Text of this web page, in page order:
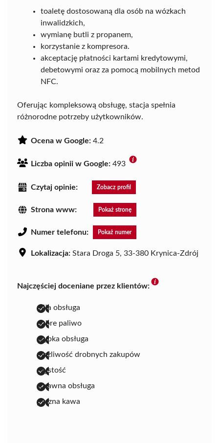
toaletę dostosowaną dla osób na wózkach
inwalidzkich,
wymianę butli z propanem,
korzystanie z kompresora.
akceptację płatności kartami kredytowymi,
debetowymi oraz za pomocą mobilnych metod
NFC.
Oferując kompleksową obsługę, stacja spełnia
różnorodne potrzeby użytkowników.
Ocena w Google: 4.2
Liczba opinii w Google: 493
Czytaj opinie: Zobacz profil
Strona www: Pokaż stronę
Numer telefonu: Pokaż numer
Lokalizacja: Stara Droga 5, 33-380 Krynica-Zdrój
Najczęściej doceniane przez klientów:
miła obsługa
dobre paliwo
szybka obsługa
możliwość drobnych zakupów
czystość
sprawna obsługa
pyszna kawa